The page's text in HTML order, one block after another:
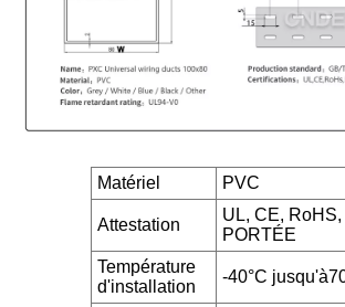
Matériel PVC
Attestation
UL, CE, RoHS,
PORTÉE
Température
d'installation
-40°C